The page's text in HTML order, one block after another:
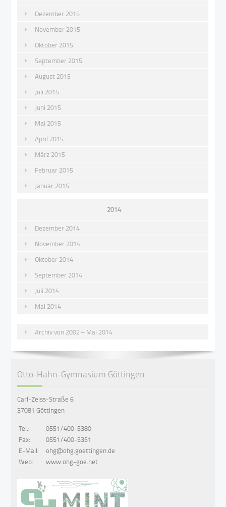
Dezember 2015
November 2015
Oktober 2015
September 2015
August 2015
Juli 2015
Juni 2015
Mai 2015
April 2015
März 2015
Februar 2015
Januar 2015
2014
Dezember 2014
November 2014
Oktober 2014
September 2014
Juli 2014
Mai 2014
Archiv von 2002 – Mai 2014
Otto-Hahn-Gymnasium Göttingen
Carl-Zeiss-Straße 6
37081 Göttingen
Tel.:
0551/400-5380
Fax:
0551/400-5351
E-Mail:
ohg@ohg.goettingen.de
Web:
www.ohg-goe.net